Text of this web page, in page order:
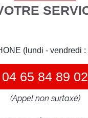
(lundi - vendredi
04 65 84 89 02
(Appel non surtaxé)